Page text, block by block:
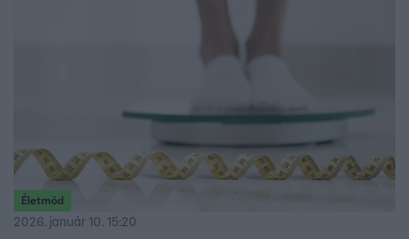
Életmód
2026. január 10. 15:20